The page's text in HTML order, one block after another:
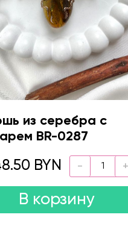
из серебра с
BR-0287
BYN
В корзину